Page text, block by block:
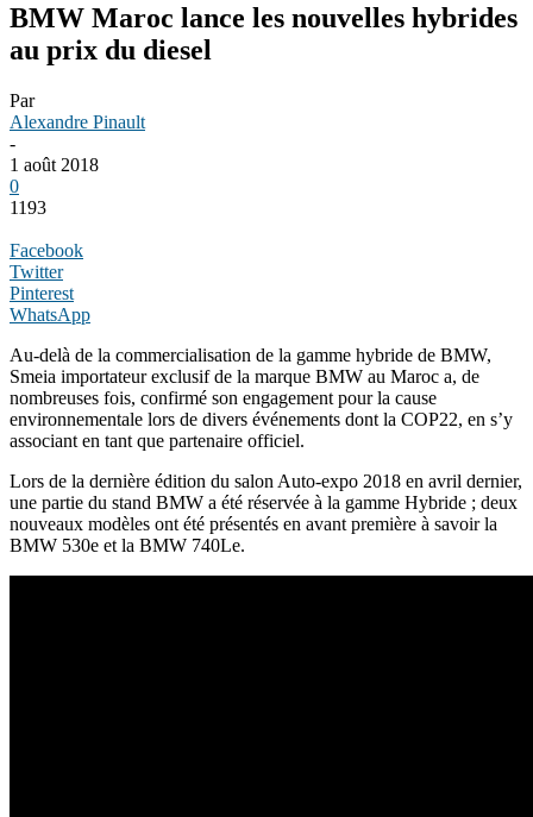
BMW Maroc lance les nouvelles hybrides
au prix du diesel
Par
Alexandre Pinault
-
1 août 2018
0
1193
Facebook
Twitter
Pinterest
WhatsApp
Au-delà de la commercialisation de la gamme hybride de BMW,
Smeia importateur exclusif de la marque BMW au Maroc a, de
nombreuses fois, confirmé son engagement pour la cause
environnementale lors de divers événements dont la COP22, en s’y
associant en tant que partenaire officiel.
Lors de la dernière édition du salon Auto-expo 2018 en avril dernier,
une partie du stand BMW a été réservée à la gamme Hybride ; deux
nouveaux modèles ont été présentés en avant première à savoir la
BMW 530e et la BMW 740Le.